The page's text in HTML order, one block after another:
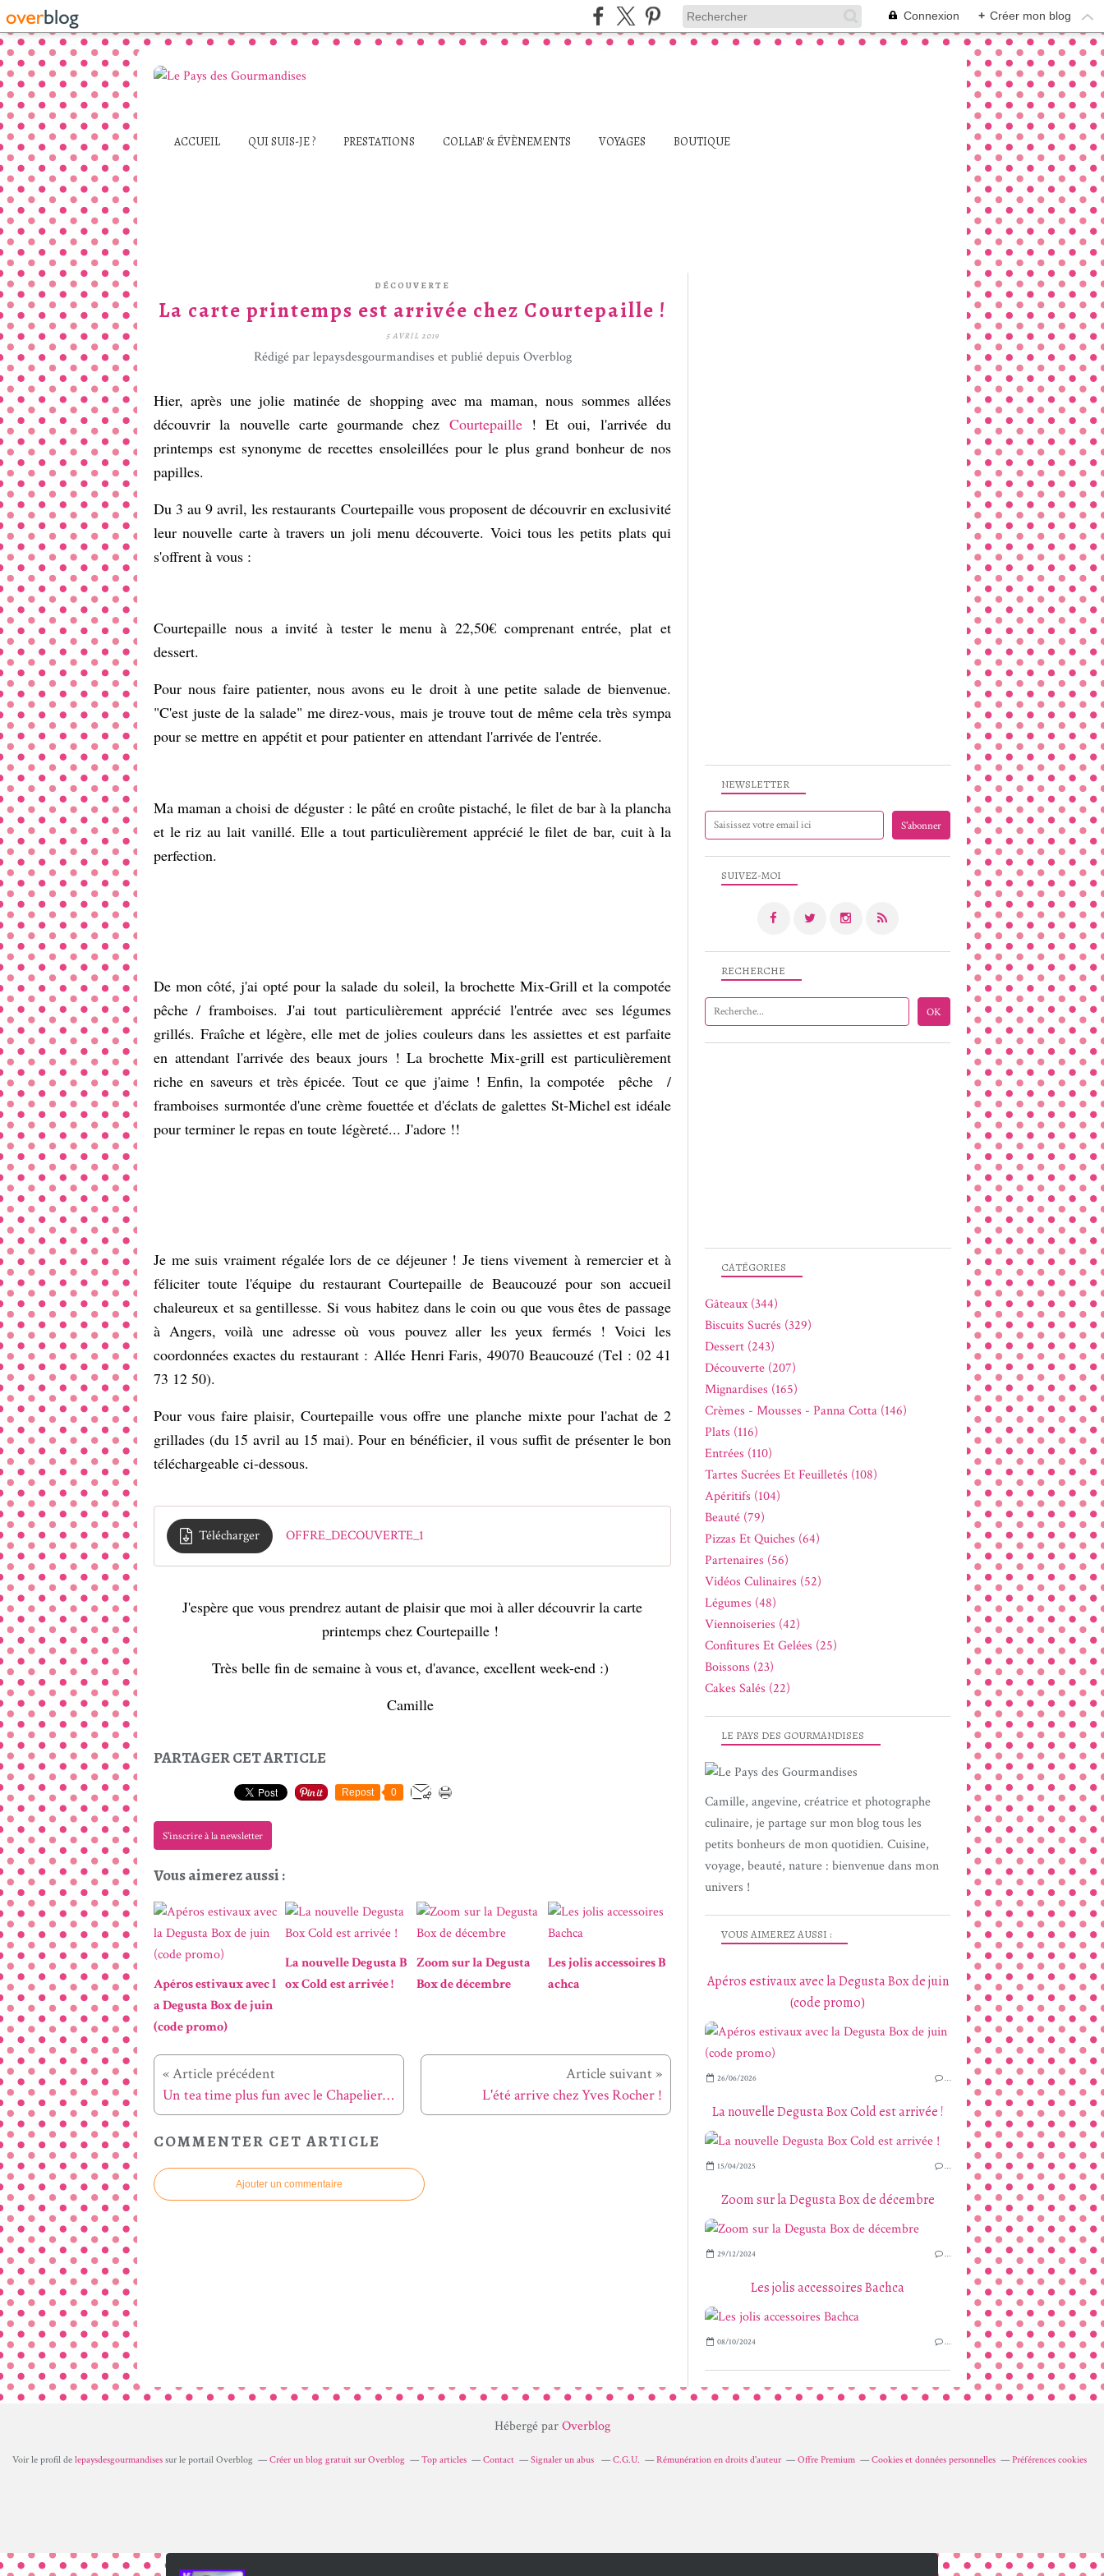
Connexion + Créer mon blog
ACCUEIL QUI SUIS-JE ? PRESTATIONS COLLAB' & ÉVÈNEMENTS VOYAGES BOUTIQUE
DÉCOUVERTE
La carte printemps est arrivée chez Courtepaille !
5 AVRIL 2019
Rédigé par lepaysdesgourmandises et publié depuis Overblog
Hier, après une jolie matinée de shopping avec ma maman, nous sommes allées
découvrir la nouvelle carte gourmande chez Courtepaille! Et oui, l'arrivée du
printemps est synonyme de recettes ensoleillées pour le plus grand bonheur de nos
papilles.
Du 3 au 9 avril, les restaurants Courtepaille vous proposent de découvrir en exclusivité
leur nouvelle carte à travers un joli menu découverte. Voici tous les petits plats qui
s'offrent à vous :
Courtepaille nous a invité à tester le menu à 22,50€ comprenant entrée, plat et
dessert.
Pour nous faire patienter, nous avons eu le droit à une petite salade de bienvenue.
"C'est juste de la salade" me direz-vous, mais je trouve tout de même cela très sympa
pour se mettre en appétit et pour patienter en attendant l'arrivée de l'entrée.
Ma maman a choisi de déguster : le pâté en croûte pistaché, le filet de bar à la plancha
et le riz au lait vanillé. Elle a tout particulièrement apprécié le filet de bar, cuit à la
perfection.
De mon côté, j'ai opté pour la salade du soleil, la brochette Mix-Grill et la compotée
pêche / framboises. J'ai tout particulièrement apprécié l'entrée avec ses légumes
grillés. Fraîche et légère, elle met de jolies couleurs dans les assiettes et est parfaite
en attendant l'arrivée des beaux jours ! La brochette Mix-grill est particulièrement
riche en saveurs et très épicée. Tout ce que j'aime ! Enfin, la compotée pêche /
framboises surmontée d'une crème fouettée et d'éclats de galettes St-Michel est idéale
pour terminer le repas en toute légèreté... J'adore !!
Je me suis vraiment régalée lors de ce déjeuner ! Je tiens vivement à remercier et à
féliciter toute l'équipe du restaurant Courtepaille de Beaucouzé pour son accueil
chaleureux et sa gentillesse. Si vous habitez dans le coin ou que vous êtes de passage
à Angers, voilà une adresse où vous pouvez aller les yeux fermés !Voici les
coordonnées exactes du restaurant :Allée Henri Faris, 49070 Beaucouzé (Tel : 02 41
73 12 50).
Pour vous faire plaisir, Courtepaille vous offre une planchemixte pour l'achat de 2
grillades (du 15 avril au 15 mai). Pour en bénéficier, il vous suffit de présenter le bon
téléchargeable ci-dessous.
Télécharger OFFRE_DECOUVERTE_1
J'espère que vous prendrez autant de plaisir que moi à aller découvrir la carte
printemps chez Courtepaille !
Très belle fin de semaine à vous et, d'avance, excellent week-end :)
Camille
PARTAGER CET ARTICLE
Repost 0
S'inscrire à la newsletter
Vous aimerez aussi :
Apéros estivaux avec l
a Degusta Box de juin
(code promo)
La nouvelle Degusta B
ox Cold est arrivée !
Zoom sur la Degusta
Box de décembre
Les jolis accessoires B
achca
« Article précédent
Un tea time plus fun avec le Chapelier Fou !
Article suivant »
L'été arrive chez Yves Rocher !
COMMENTER CET ARTICLE
Ajouter un commentaire
NEWSLETTER
SUIVEZ-MOI
RECHERCHE
LE PAYS DES GOURMANDISES
Camille, angevine, créatrice et photographe
culinaire, je partage sur mon blog tous les
petits bonheurs de mon quotidien. Cuisine,
voyage, beauté, nature : bienvenue dans mon
univers !
VOUS AIMEREZ AUSSI :
Apéros estivaux avec la Degusta Box de juin
(code promo)
26/06/2026 …
La nouvelle Degusta Box Cold est arrivée !
15/04/2025 …
Zoom sur la Degusta Box de décembre
29/12/2024 …
Les jolis accessoires Bachca
08/10/2024 …
CATÉGORIES
Gâteaux (344)
Biscuits Sucrés (329)
Dessert (243)
Découverte (207)
Mignardises (165)
Crèmes - Mousses - Panna Cotta (146)
Plats (116)
Entrées (110)
Tartes Sucrées Et Feuilletés (108)
Apéritifs (104)
Beauté (79)
Pizzas Et Quiches (64)
Partenaires (56)
Vidéos Culinaires (52)
Légumes (48)
Viennoiseries (42)
Confitures Et Gelées (25)
Boissons (23)
Cakes Salés (22)
Hébergé parOverblog
Voir le profil de lepaysdesgourmandises sur le portail Overblog Créer un blog gratuit sur Overblog Top articles Contact Signaler un abus C.G.U. Rémunération en droits d'auteur Offre Premium Cookies et données personnelles Préférences cookies